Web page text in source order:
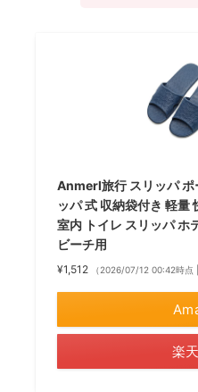
Anmerl旅行 スリッパ ポ
ッパ 式 収納袋付き 軽量
室内 トイレ スリッパ ホ
ビーチ用
¥1,512 （2026/07/12 00:42時点
楽